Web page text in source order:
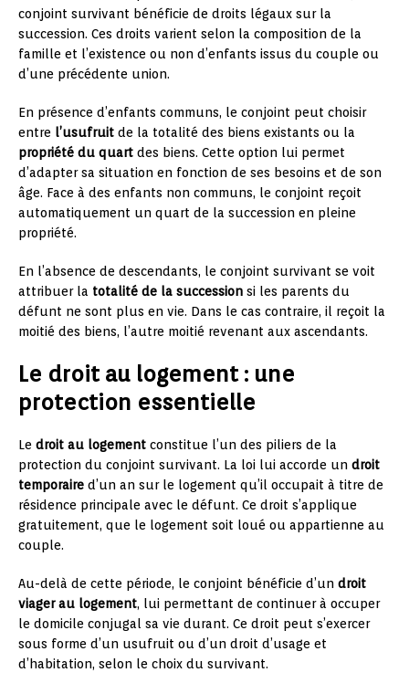
conjoint survivant bénéficie de droits légaux sur la
succession. Ces droits varient selon la composition de la
famille et l’existence ou non d’enfants issus du couple ou
d’une précédente union.
En présence d’enfants communs, le conjoint peut choisir
entre l’usufruit de la totalité des biens existants ou la
propriété du quart des biens. Cette option lui permet
d’adapter sa situation en fonction de ses besoins et de son
âge. Face à des enfants non communs, le conjoint reçoit
automatiquement un quart de la succession en pleine
propriété.
En l’absence de descendants, le conjoint survivant se voit
attribuer la totalité de la succession si les parents du
défunt ne sont plus en vie. Dans le cas contraire, il reçoit la
moitié des biens, l’autre moitié revenant aux ascendants.
Le droit au logement : une
protection essentielle
Le droit au logement constitue l’un des piliers de la
protection du conjoint survivant. La loi lui accorde un droit
temporaire d’un an sur le logement qu’il occupait à titre de
résidence principale avec le défunt. Ce droit s’applique
gratuitement, que le logement soit loué ou appartienne au
couple.
Au-delà de cette période, le conjoint bénéficie d’un droit
viager au logement, lui permettant de continuer à occuper
le domicile conjugal sa vie durant. Ce droit peut s’exercer
sous forme d’un usufruit ou d’un droit d’usage et
d’habitation, selon le choix du survivant.